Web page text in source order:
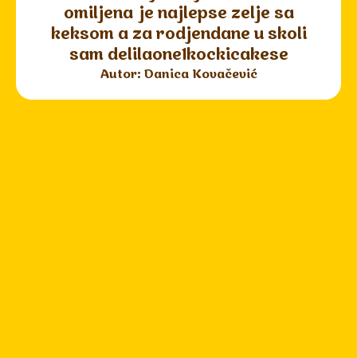
omiljena je najlepse zelje sa
keksom a za rodjendane u skoli
sam delilaone1kockicakese
Autor: Danica Kovačević